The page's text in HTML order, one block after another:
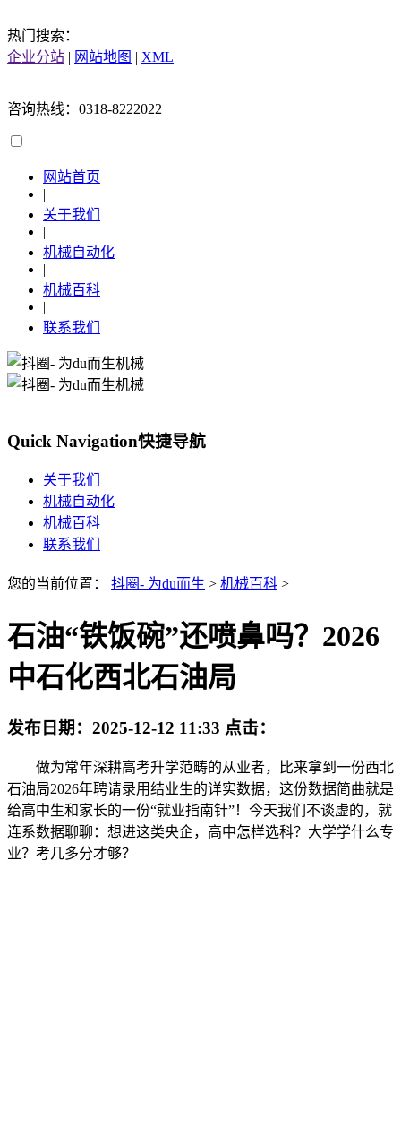
热门搜索：
企业分站 | 网站地图 | XML
咨询热线：0318-8222022
网站首页
|
关于我们
|
机械自动化
|
机械百科
|
联系我们
Quick Navigation快捷导航
关于我们
机械自动化
机械百科
联系我们
您的当前位置： 抖圈- 为du而生 > 机械百科 >
石油“铁饭碗”还喷鼻吗？2026
中石化西北石油局
发布日期： 2025-12-12 11:33 点击：
做为常年深耕高考升学范畴的从业者，比来拿到一份西北
石油局2026年聘请录用结业生的详实数据，这份数据简曲就是
给高中生和家长的一份“就业指南针”！今天我们不谈虚的，就
连系数据聊聊：想进这类央企，高中怎样选科？大学学什么专
业？考几多分才够？